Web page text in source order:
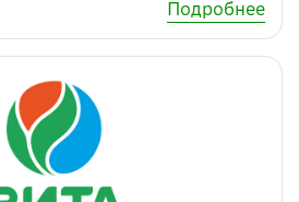
Подробнее